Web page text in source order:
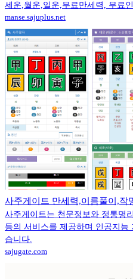
세운,월운,일운,무료만세력, 무료
manse.sajuplus.net
사주게이트 만세력,이름풀이,작
사주게이트는 천문정보와 정통명
등의 서비스를 제공하며 인공지능
습니다.
sajugate.com